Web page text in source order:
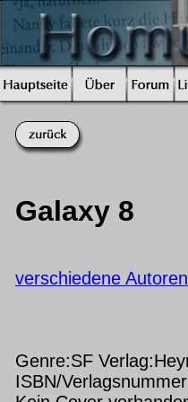
Galaxy 8
verschiedene Autoren
Genre:SF
ISBN/